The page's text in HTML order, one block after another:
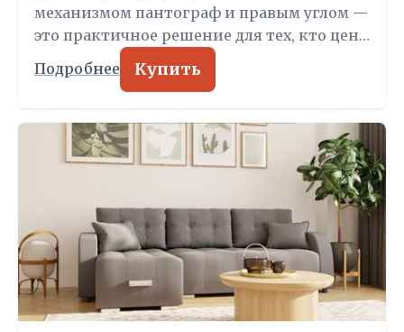
механизмом пантограф и правым углом —
это практичное решение для тех, кто цен…
Подробнее Купить